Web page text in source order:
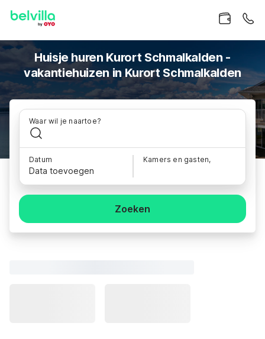
Huisje huren Kurort Schmalkalden -
vakantiehuizen in Kurort Schmalkalden
Waar wil je naartoe?
Datum
Data toevoegen
Kamers en gasten,
Zoeken